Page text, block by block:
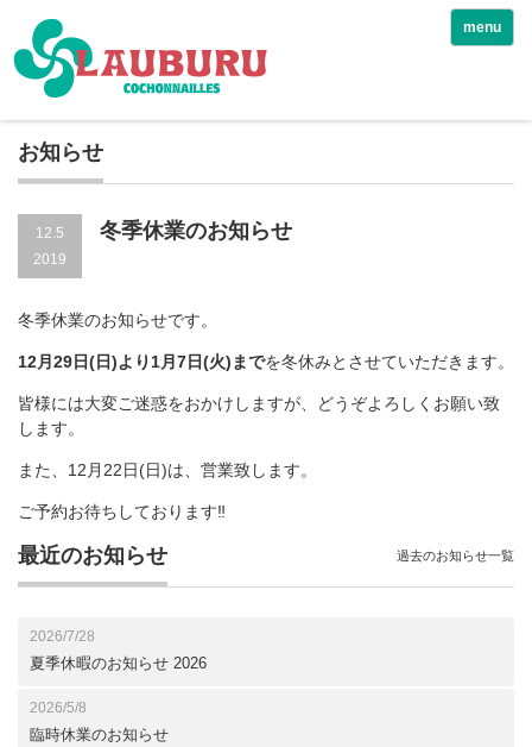
menu
お知らせ
12.5
2019
冬季休業のお知らせ
冬季休業のお知らせです。
12月29日(日)より1月7日(火)までを冬休みとさせていただきます。
皆様には大変ご迷惑をおかけしますが、どうぞよろしくお願い致
します。
また、12月22日(日)は、営業致します。
ご予約お待ちしております‼️
最近のお知らせ
2026/7/28
夏季休暇のお知らせ 2026
2026/5/8
臨時休業のお知らせ
過去のお知らせ一覧